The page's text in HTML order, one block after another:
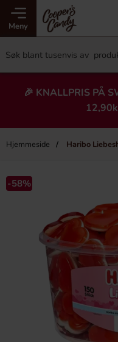
Meny
🎉 KNALLPRIS PÅ
Hjemmeside Haribo
-58%